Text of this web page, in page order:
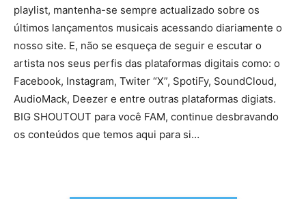
playlist, mantenha-se sempre actualizado sobre os
últimos lançamentos musicais acessando diariamente o
nosso site. E, não se esqueça de seguir e escutar o
artista nos seus perfis das plataformas digitais como: o
Facebook, Instagram, Twiter “X”, SpotiFy, SoundCloud,
AudioMack, Deezer e entre outras plataformas digiats.
BIG SHOUTOUT para você FAM, continue desbravando
os conteúdos que temos aqui para si…